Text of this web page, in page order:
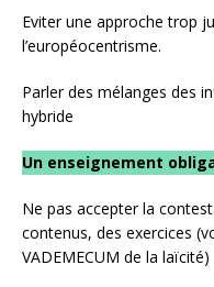
Eviter une approche trop
l’européocentrisme.
Parler des mélanges des
hybride
Un enseignement
Ne pas accepter la
contenus, des exercices
VADEMECUM de la laïcité)